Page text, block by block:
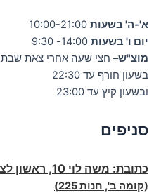
א'-ה' בשעות
יום ו' בשעות
מוצ"ש– חצי שעה אחרי צאת שבת
בשעון חורף עד 22:30
ובשעון קיץ עד 23:00
סניפים
כתובת: משה לוי 10, ראשון לציון
(קומה ב', חנות 225)